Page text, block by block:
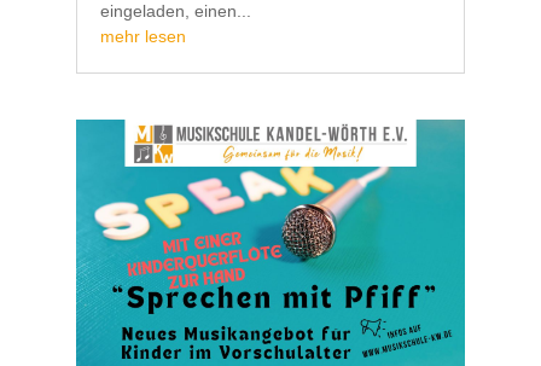
eingeladen, einen...
mehr lesen